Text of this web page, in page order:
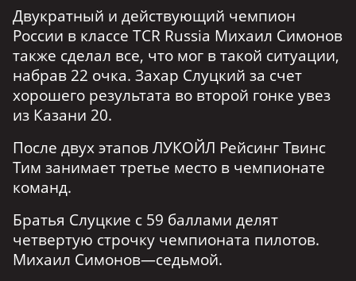
Двукратный и действующий чемпион
России в классе TCR Russia Михаил Симонов
также сделал все, что мог в такой ситуации,
набрав 22 очка. Захар Слуцкий за счет
хорошего результата во второй гонке увез
из Казани 20.
После двух этапов ЛУКОЙЛ Рейсинг Твинс
Тим занимает третье место в чемпионате
команд.
Братья Слуцкие с 59 баллами делят
четвертую строчку чемпионата пилотов.
Михаил Симонов—седьмой.